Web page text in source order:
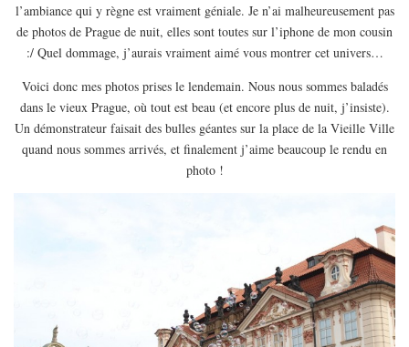
RÉPUBLIQUE TCHÈQUE
ARTICLES PRATIQUES
YOGA
MON PROGRAMME DE YOGA EN LIGNE
LIFESTYLE
l’ambiance qui y règne est vraiment géniale. Je n’ai malheureusement pas
de photos de Prague de nuit, elles sont toutes sur l’iphone de mon cousin
:/ Quel dommage, j’aurais vraiment aimé vous montrer cet univers…
Voici donc mes photos prises le lendemain. Nous nous sommes baladés
dans le vieux Prague, où tout est beau (et encore plus de nuit, j’insiste).
Un démonstrateur faisait des bulles géantes sur la place de la Vieille Ville
quand nous sommes arrivés, et finalement j’aime beaucoup le rendu en
photo !